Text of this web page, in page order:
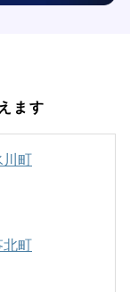
ます
川町
北町